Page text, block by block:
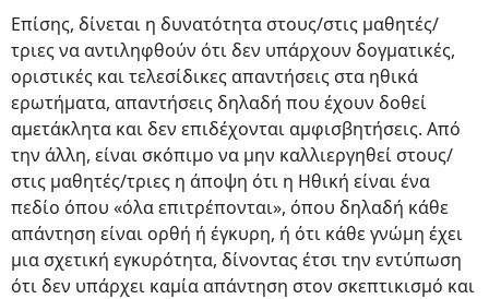
Επίσης, δίνεται η δυνατότητα στους/στις μαθητές/
τριες να αντιληφθούν ότι δεν υπάρχουν δογματικές,
οριστικές και τελεσίδικες απαντήσεις στα ηθικά
ερωτήματα, απαντήσεις δηλαδή που έχουν δοθεί
αμετάκλητα και δεν επιδέχονται αμφισβητήσεις. Από
την άλλη, είναι σκόπιμο να μην καλλιεργηθεί στους/
στις μαθητές/τριες η άποψη ότι η Ηθική είναι ένα
πεδίο όπου «όλα επιτρέπονται», όπου δηλαδή κάθε
απάντηση είναι ορθή ή έγκυρη, ή ότι κάθε γνώμη έχει
μια σχετική εγκυρότητα, δίνοντας έτσι την εντύπωση
ότι δεν υπάρχει καμία απάντηση στον σκεπτικισμό και